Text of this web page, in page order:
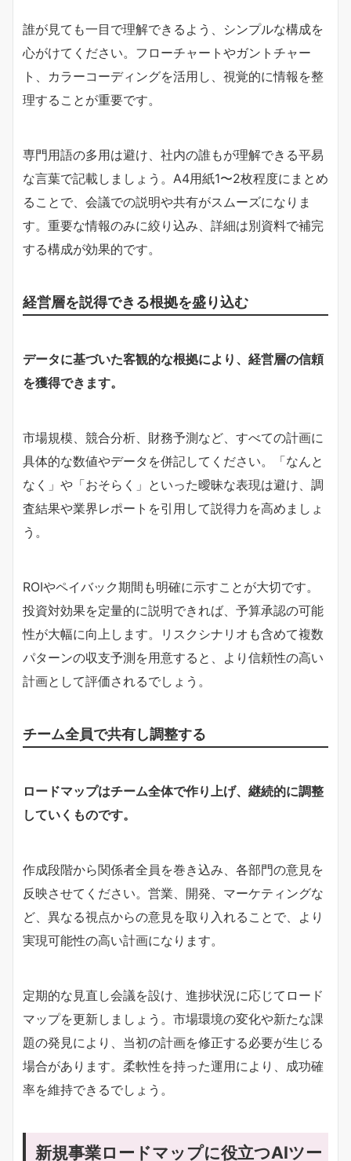
誰が見ても一目で理解できるよう、シンプルな構成を
心がけてください。フローチャートやガントチャー
ト、カラーコーディングを活用し、視覚的に情報を整
理することが重要です。
専門用語の多用は避け、社内の誰もが理解できる平易
な言葉で記載しましょう。A4用紙1〜2枚程度にまとめ
ることで、会議での説明や共有がスムーズになりま
す。重要な情報のみに絞り込み、詳細は別資料で補完
する構成が効果的です。
経営層を説得できる根拠を盛り込む
データに基づいた客観的な根拠により、経営層の信頼
を獲得できます。
市場規模、競合分析、財務予測など、すべての計画に
具体的な数値やデータを併記してください。「なんと
なく」や「おそらく」といった曖昧な表現は避け、調
査結果や業界レポートを引用して説得力を高めましょ
う。
ROIやペイバック期間も明確に示すことが大切です。
投資対効果を定量的に説明できれば、予算承認の可能
性が大幅に向上します。リスクシナリオも含めて複数
パターンの収支予測を用意すると、より信頼性の高い
計画として評価されるでしょう。
チーム全員で共有し調整する
ロードマップはチーム全体で作り上げ、継続的に調整
していくものです。
作成段階から関係者全員を巻き込み、各部門の意見を
反映させてください。営業、開発、マーケティングな
ど、異なる視点からの意見を取り入れることで、より
実現可能性の高い計画になります。
定期的な見直し会議を設け、進捗状況に応じてロード
マップを更新しましょう。市場環境の変化や新たな課
題の発見により、当初の計画を修正する必要が生じる
場合があります。柔軟性を持った運用により、成功確
率を維持できるでしょう。
新規事業ロードマップに役立つAIツー